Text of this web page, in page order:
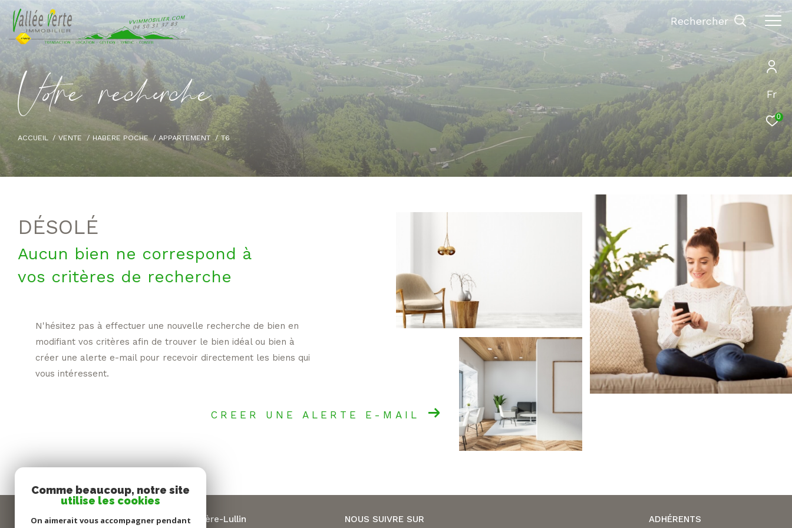
Fr
0
Rechercher
Vore recece
ACCUEIL VENTE HABERE POCHE APPARTEMENT T6
DÉSOLÉ
Aucun bien ne correspond à
vos critères de recherche
N'hésitez pas à effectuer une nouvelle recherche de bien en
modifiant vos critères afin de trouver le bien idéal ou bien à
créer une alerte e-mail pour recevoir directement les biens qui
vous intéressent.
CREER UNE ALERTE E-MAIL
Vallée Verte Immobilier - Habère-Lullin NOUS SUIVRE SUR ADHÉRENTS
Comme beaucoup, notre site
utilise les cookies
On aimerait vous accompagner pendant